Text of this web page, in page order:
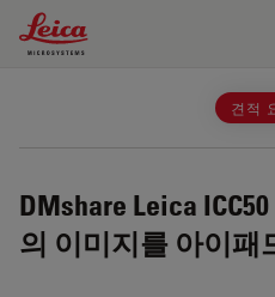
Leica Microsystems Logo
견적
DMshare Leica
의 이미지를 아이패